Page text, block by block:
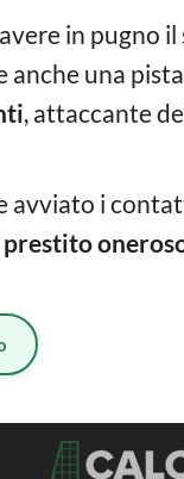
in pugno
una
, attaccante
avviato i
prestito